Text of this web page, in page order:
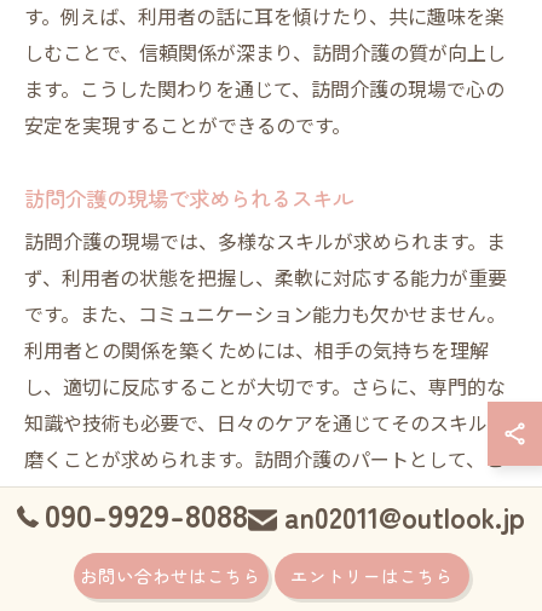
す。例えば、利用者の話に耳を傾けたり、共に趣味を楽
しむことで、信頼関係が深まり、訪問介護の質が向上し
ます。こうした関わりを通じて、訪問介護の現場で心の
安定を実現することができるのです。
訪問介護の現場で求められるスキル
訪問介護の現場では、多様なスキルが求められます。ま
ず、利用者の状態を把握し、柔軟に対応する能力が重要
です。また、コミュニケーション能力も欠かせません。
利用者との関係を築くためには、相手の気持ちを理解
し、適切に反応することが大切です。さらに、専門的な
知識や技術も必要で、日々のケアを通じてそのスキルを
磨くことが求められます。訪問介護のパートとして、こ
れらのスキルを身につけることで、利用者の心に寄り添
う真のケアが実現できるのです。
090-9929-8088 an02011@outlook.jp
お問い合わせはこちら エントリーはこちら